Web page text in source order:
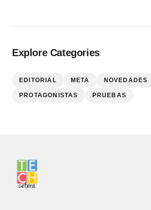
Explore Categories
EDITORIAL META NOVEDADES
PROTAGONISTAS PRUEBAS